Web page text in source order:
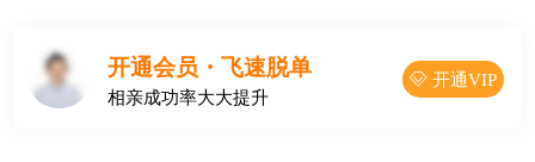
开通会员・飞速脱单
相亲成功率大大提升
 开通VIP